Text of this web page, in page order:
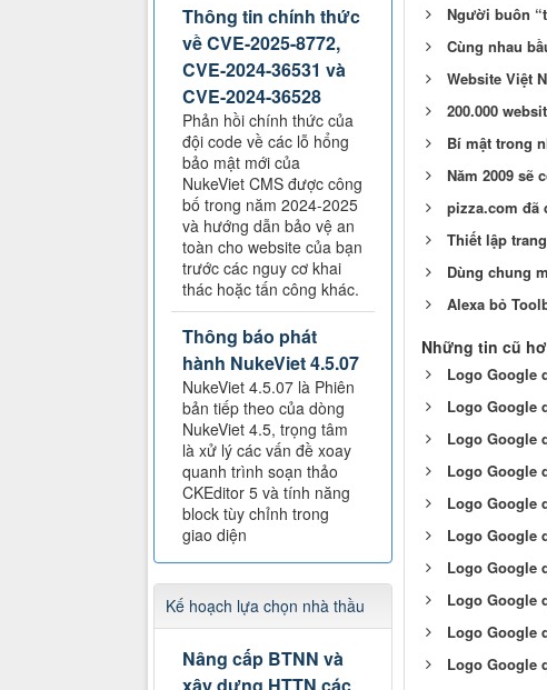
Người buôn
Cùng nhau
Website Việt
200.000
Bí mật trong
Năm 2009 sẽ
pizza.com đã
Thiết lập
Dùng chung
Alexa bỏ
Những tin cũ
Logo Google
Logo Google
Logo Google
Logo Google
Logo Google
Logo Google
Logo Google
Logo Google
Logo Google
Logo Google
Thông tin chính thức
về CVE-2025-8772,
CVE-2024-36531 và
CVE-2024-36528
Phản hồi chính thức của
đội code về các lỗ hổng
bảo mật mới của
NukeViet CMS được công
bố trong năm 2024-2025
và hướng dẫn bảo vệ an
toàn cho website của bạn
trước các nguy cơ khai
thác hoặc tấn công khác.
Thông báo phát
hành NukeViet 4.5.07
NukeViet 4.5.07 là Phiên
bản tiếp theo của dòng
NukeViet 4.5, trọng tâm
là xử lý các vấn đề xoay
quanh trình soạn thảo
CKEditor 5 và tính năng
block tùy chỉnh trong
giao diện
Kế hoạch lựa chọn nhà thầu
Nâng cấp BTNN và